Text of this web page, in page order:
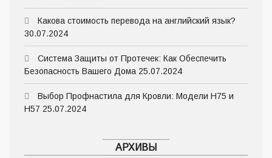
Какова стоимость перевода на английский язык?
30.07.2024
Система Защиты от Протечек: Как Обеспечить
Безопасность Вашего Дома 25.07.2024
Выбор Профнастила для Кровли: Модели Н75 и
Н57 25.07.2024
АРХИВЫ